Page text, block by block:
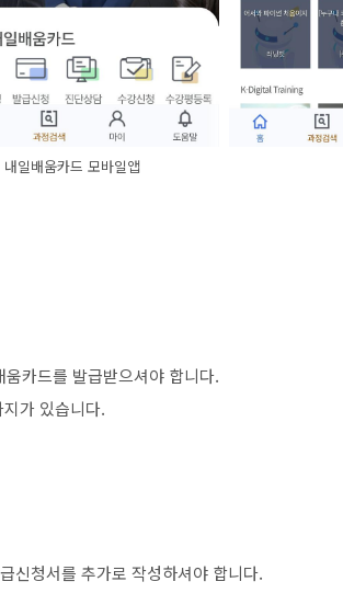
내일배움카드 모바일앱
카드를 발급받으셔야 합니다.
가 있습니다.
신청서를 추가로 작성하셔야 합니다.